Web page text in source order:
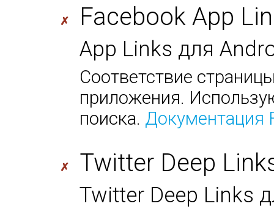
✗ Facebook App
App Links для
Соответствие
приложения.
поиска. Документация
✗ Twitter Deep
Twitter Deep Links